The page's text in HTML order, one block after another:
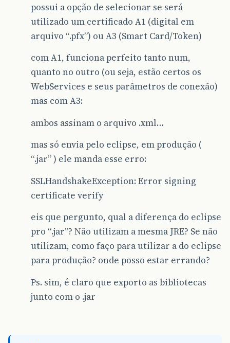
possui a opção de selecionar se será
utilizado um certificado A1 (digital em
arquivo “.pfx”) ou A3 (Smart Card/Token)
com A1, funciona perfeito tanto num,
quanto no outro (ou seja, estão certos os
WebServices e seus parâmetros de conexão)
mas com A3:
ambos assinam o arquivo .xml…
mas só envia pelo eclipse, em produção (
“.jar” ) ele manda esse erro:
SSLHandshakeException: Error signing
certificate verify
eis que pergunto, qual a diferença do eclipse
pro “.jar”? Não utilizam a mesma JRE? Se não
utilizam, como faço para utilizar a do eclipse
para produção? onde posso estar errando?
Ps. sim, é claro que exporto as bibliotecas
junto com o .jar